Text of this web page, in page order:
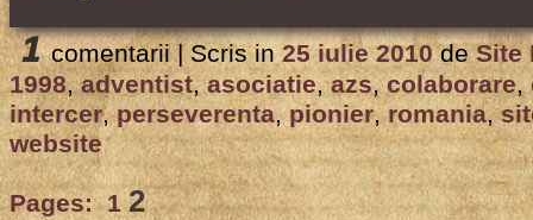
1 comentarii |Scris in 25 iulie 2010 de Site
1998,adventist,asociatie,azs,colaborare,
intercer,perseverenta,pionier,romania,
website
Pages: 1 2